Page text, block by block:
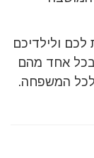
ולילדיכם
אחד מהם
המשפחה.